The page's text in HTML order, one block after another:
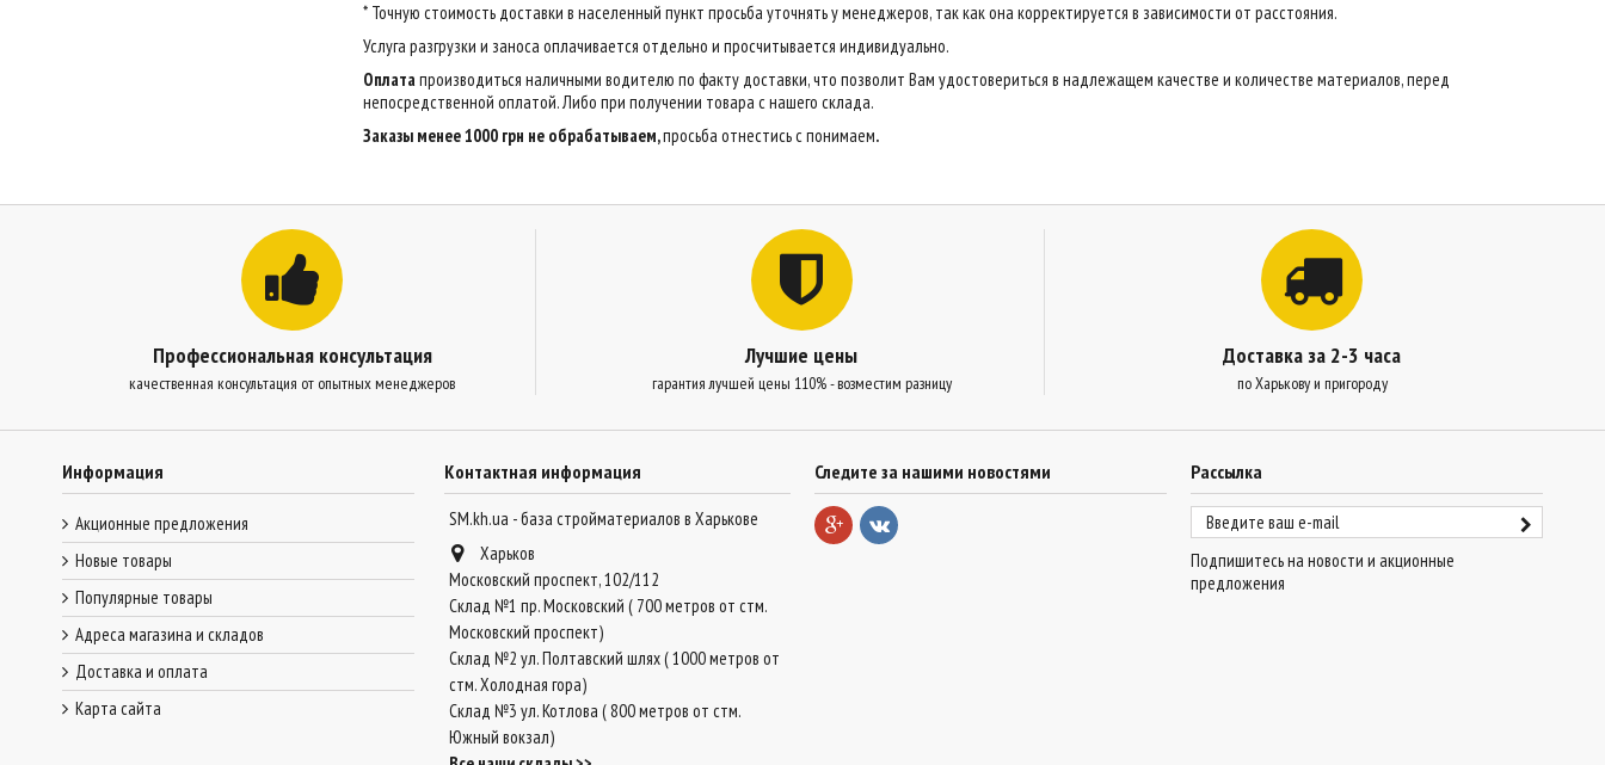
* Точную стоимость доставки в населенный пункт просьба уточнять у менеджеров, так как она корректируется в зависимости от расстояния.
Услуга разгрузки и заноса оплачивается отдельно и просчитывается индивидуально.
Оплатапроизводиться наличными водителю по факту доставки, что позволит Вам удостовериться в надлежащем качестве и количестве материалов, перед
непосредственной оплатой. Либо при получении товара с нашего склада.
Заказы менее 1000 грн не обрабатываем,просьба отнестись с понимаем.
Профессиональная консультация
качественная консультация от опытных менеджеров
Лучшие цены
гарантия лучшей цены 110% - возместим разницу
Доставка за 2-3 часа
по Харькову и пригороду
Информация
Акционные предложения
Новые товары
Популярные товары
Адреса магазина и складов
Доставка и оплата
Карта сайта
Контактная информация
SM.kh.ua - база стройматериалов в Харькове
Харьков
Московский проспект, 102/112
Склад №1 пр. Московский ( 700 метров от стм.
Московский проспект)
Склад №2 ул. Полтавский шлях ( 1000 метров от
стм. Холодная гора)
Склад №3 ул. Котлова ( 800 метров от стм.
Южный вокзал)
Рассылка
Подпишитесь на новости и акционные
предложения
Следите за нашими новостями